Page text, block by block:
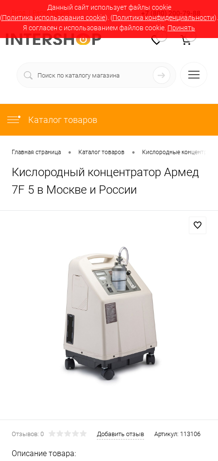
Данный сайт использует файлы cookie
(Политика использования cookie). (Политика конфиденциальности).
Я согласен с использованием файлов cookie. Принять
Вход Регистрация +7 (800) 200-79-88
Каталог товаров
Главная страница • Каталог товаров • Кислородные
Кислородный концентратор Армед
7F 5 в Москве и России
Отзывов: 0 Добавить отзыв Артикул: 113106
Описание товара: